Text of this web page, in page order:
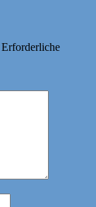
Erforderliche